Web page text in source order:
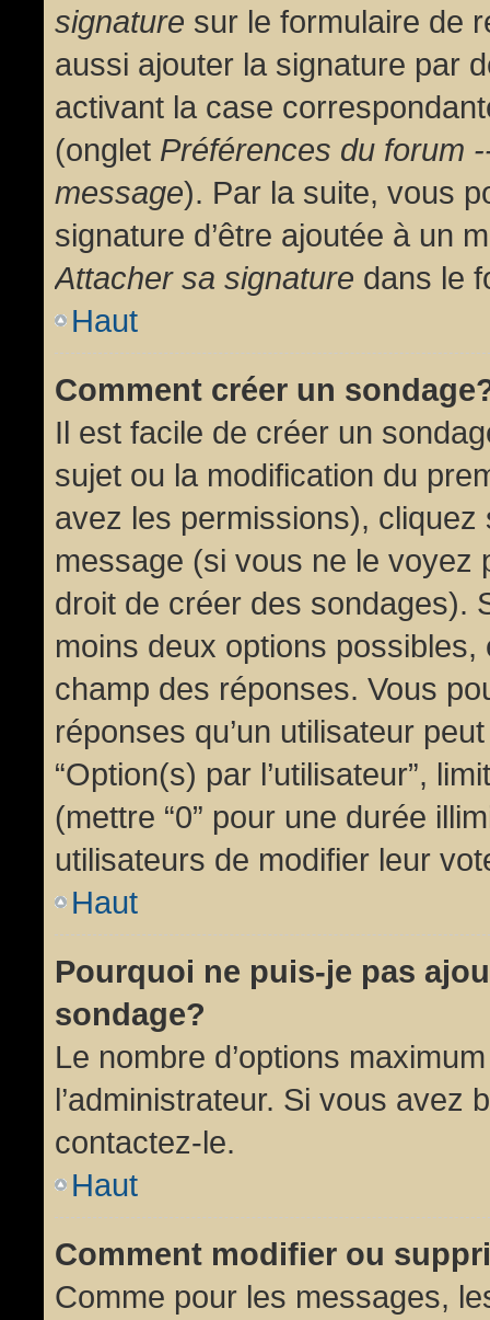
signature sur le formulaire de
aussi ajouter la signature par
activant la case
(onglet Préférences du forum
message). Par la suite, vous
signature d’être ajoutée à un
Attacher sa signature dans le
Haut
Comment créer un
Il est facile de créer un
sujet ou la modification du
avez les permissions), cliquez
message (si vous ne le voyez
droit de créer des sondages).
moins deux options
champ des réponses. Vous
réponses qu’un utilisateur
“Option(s) par l’utilisateur”,
(mettre “0” pour une durée
utilisateurs de modifier leur
Haut
Pourquoi ne puis-je pas
sondage?
Le nombre d’options
l’administrateur. Si vous avez
contactez-le.
Haut
Comment modifier ou
Comme pour les messages,